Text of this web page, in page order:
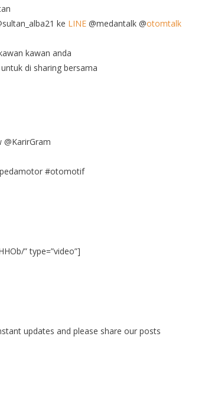
ke LINE @medantalk @otomtalk
kawan anda
di sharing bersama
@KarirGram
#otomotif
” type=”video”]
updates and please share our posts